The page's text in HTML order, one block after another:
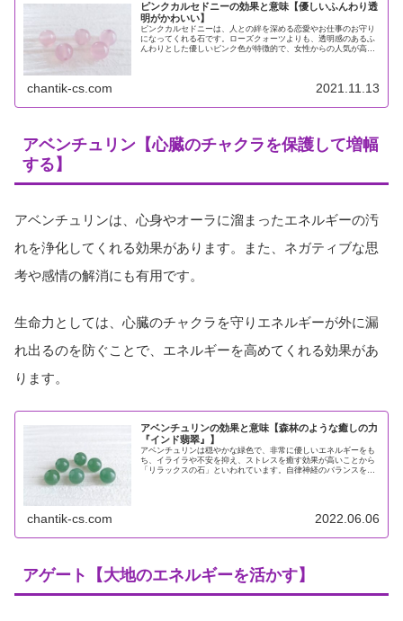
ピンクカルセドニーの効果と意味【優しいふんわり透
明がかわいい】
ピンクカルセドニーは、人との絆を深める恋愛やお仕事のお守り
になってくれる石です。ローズクォーツよりも、透明感のあるふ
んわりとした優しいピンク色が特徴的で、女性からの人気が高い
chantik-cs.com 2021.11.13
アベンチュリン【心臓のチャクラを保護して増幅
する】
アベンチュリンは、心身やオーラに溜まったエネルギーの汚
れを浄化してくれる効果があります。また、ネガティブな思
考や感情の解消にも有用です。
生命力としては、心臓のチャクラを守りエネルギーが外に漏
れ出るのを防ぐことで、エネルギーを高めてくれる効果があ
ります。
アベンチュリンの効果と意味【森林のような癒しの力
『インド翡翠』】
アベンチュリンは穏やかな緑色で、非常に優しいエネルギーをも
ち、イライラや不安を抑え、ストレスを癒す効果が高いことから
「リラックスの石」といわれています。自律神経のバランスを整
chantik-cs.com 2022.06.06
アゲート【大地のエネルギーを活かす】